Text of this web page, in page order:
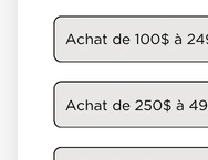
W-GET-2506
67 144 $